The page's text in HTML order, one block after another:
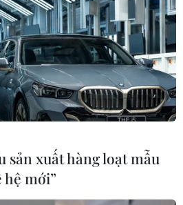
MỤC
khỏi Sân bay
tấn công căn
sản xuất hàng loạt mẫu
mới”